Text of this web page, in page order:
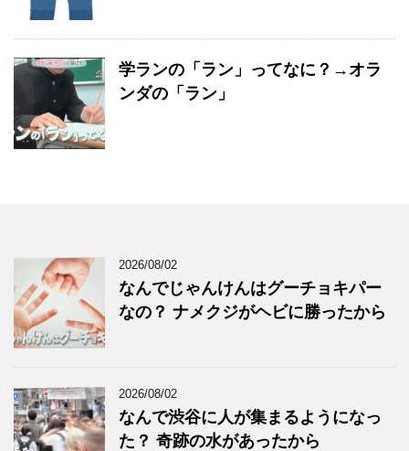
学ランの「ラン」ってなに？→オラ
ンダの「ラン」
2026/08/02
なんでじゃんけんはグーチョキパー
なの？ ナメクジがヘビに勝ったから
2026/08/02
なんで渋谷に人が集まるようになっ
た？ 奇跡の水があったから